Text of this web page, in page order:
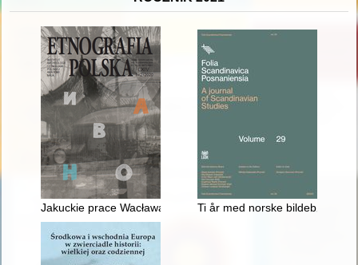
Jakuckie prace Wacława Sieroszewskiego i zmiany kulturowe
Ti år med norske bildebøker i